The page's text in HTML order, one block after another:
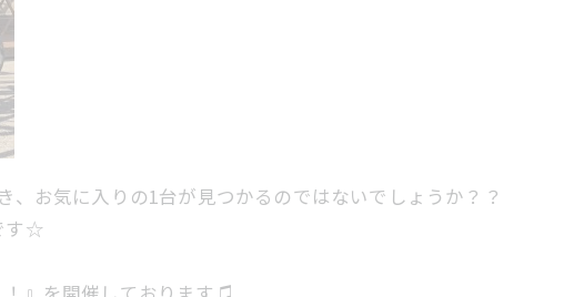
、お気に入りの1台が見つかるのではないでしょうか？？
す☆